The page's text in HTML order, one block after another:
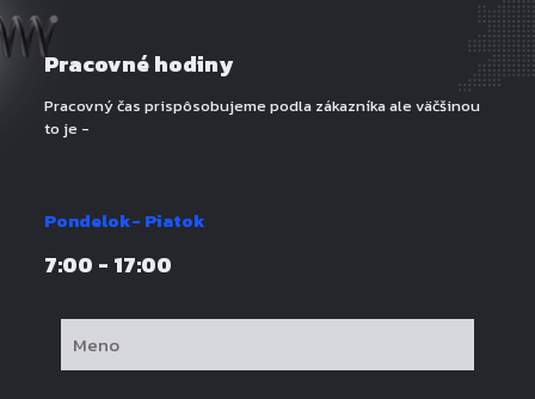
Pracovné hodiny
Pracovný čas prispôsobujeme podla zákazníka ale väčšinou
to je -
Pondelok- Piatok
7:00 - 17:00